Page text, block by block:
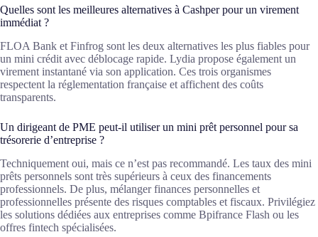
Quelles sont les meilleures alternatives à Cashper pour un virement
immédiat ?
FLOA Bank et Finfrog sont les deux alternatives les plus fiables pour
un mini crédit avec déblocage rapide. Lydia propose également un
virement instantané via son application. Ces trois organismes
respectent la réglementation française et affichent des coûts
transparents.
Un dirigeant de PME peut-il utiliser un mini prêt personnel pour sa
trésorerie d’entreprise ?
Techniquement oui, mais ce n’est pas recommandé. Les taux des mini
prêts personnels sont très supérieurs à ceux des financements
professionnels. De plus, mélanger finances personnelles et
professionnelles présente des risques comptables et fiscaux. Privilégiez
les solutions dédiées aux entreprises comme Bpifrance Flash ou les
offres fintech spécialisées.